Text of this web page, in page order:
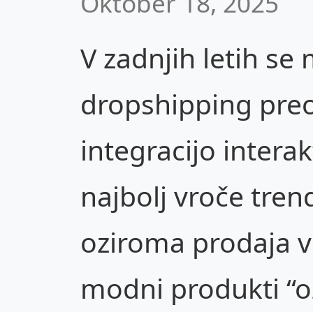
V zadnjih letih se
dropshipping
integracijo
najbolj vroče
oziroma prodaja
modni produkti